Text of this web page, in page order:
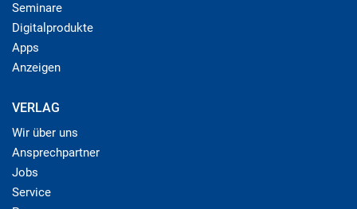
Seminare
Digitalprodukte
Apps
Anzeigen
VERLAG
Wir über uns
Ansprechpartner
Jobs
Service